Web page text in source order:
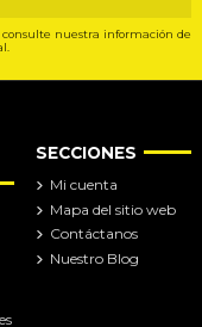
nuestra información de
SECCIONES
Mi cuenta
Mapa del sitio web
Contáctanos
Nuestro Blog